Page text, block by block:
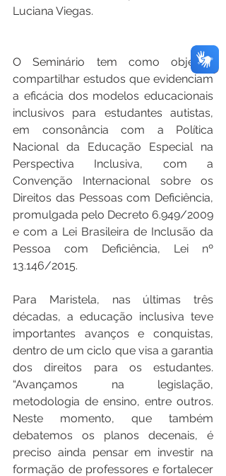
Luciana Viegas.
O Seminário tem como objetivo
compartilhar estudos que evidenciam
a eficácia dos modelos educacionais
inclusivos para estudantes autistas,
em consonância com a Política
Nacional da Educação Especial na
Perspectiva Inclusiva, com a
Convenção Internacional sobre os
Direitos das Pessoas com Deficiência,
promulgada pelo Decreto 6.949/2009
e com a Lei Brasileira de Inclusão da
Pessoa com Deficiência, Lei nº
13.146/2015.
Para Maristela, nas últimas três
décadas, a educação inclusiva teve
importantes avanços e conquistas,
dentro de um ciclo que visa a garantia
dos direitos para os estudantes.
“Avançamos na legislação,
metodologia de ensino, entre outros.
Neste momento, que também
debatemos os planos decenais, é
preciso ainda pensar em investir na
formação de professores e fortalecer